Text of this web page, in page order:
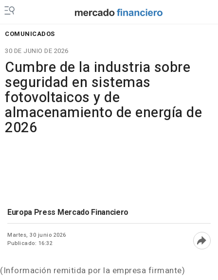
COMUNICADOS
30 DE JUNIO DE 2026
Cumbre de la industria sobre
seguridad en sistemas
fotovoltaicos y de
almacenamiento de energía de
2026
Europa Press Mercado Financiero
Martes, 30 junio 2026
Publicado: 16:32
(Información remitida por la empresa firmante)